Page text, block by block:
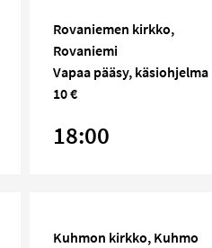
Rovaniemen kirkko,
Rovaniemi
Vapaa pääsy, käsiohjelma
10 €
18:00
Kuhmon kirkko, Kuhmo